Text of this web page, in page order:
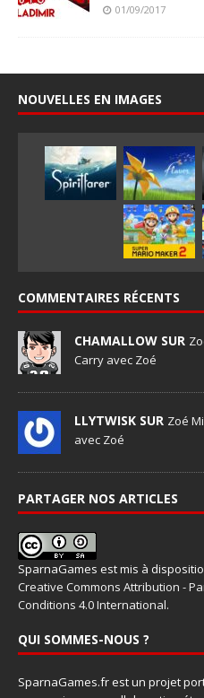
01/09/2017
NOUVELLES EN IMAGES
COMMENTAIRES RÉCENTS
CHAMALLOW SUR
Carry avec Zoé
LLYTWISK SUR Zoé
avec Zoé
PARTAGER NOS ARTICLES
SparnaGames est mis à
Creative Commons Attribution -
Conditions 4.0 International.
QUI SOMMES-NOUS ?
SparnaGames.fr est un projet